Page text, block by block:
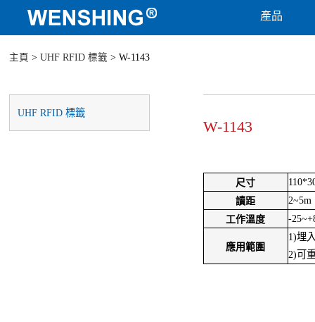
產品
主頁 > UHF RFID 標籤 > W-1143
UHF RFID 標籤
W-1143
尺寸
讀距 2~5m
工作溫度 -
應用範圍
1)埋
2)可